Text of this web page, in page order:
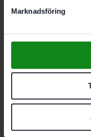
Marknadsföring
Festool
AG-2
1756kr
Festool